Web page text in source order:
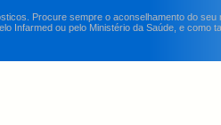
Procure sempre o aconselhamento do
Infarmed ou pelo Ministério da Saúde, e como